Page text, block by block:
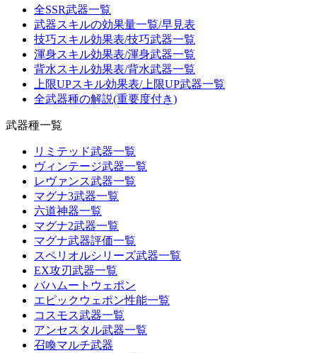
全SSR武器一覧
武器スキルの効果量一覧/早見表
技巧スキル効果表/技巧武器一覧
渾身スキル効果表/渾身武器一覧
背水スキル効果表/背水武器一覧
上限UPスキル効果表/上限UP武器一覧
全武器種の解説(重要度付き)
武器種一覧
リミテッド武器一覧
ヴィンテージ武器一覧
レヴァンス武器一覧
マグナ3武器一覧
六道神器一覧
マグナ2武器一覧
マグナ武器評価一覧
スペリオルシリーズ武器一覧
EX攻刃武器一覧
バハムートウェポン
エピックウェポン性能一覧
コスモス武器一覧
アンセスタル武器一覧
召喚マルチ武器